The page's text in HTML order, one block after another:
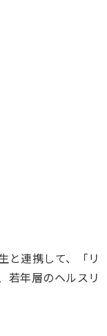
と連携して、「リ
若年層のヘルスリ